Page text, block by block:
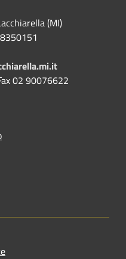
(MI)
02 90076622